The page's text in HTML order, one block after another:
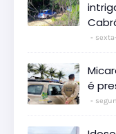
é